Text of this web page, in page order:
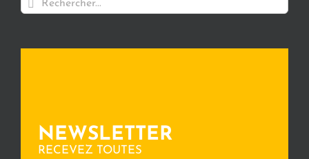
NEWSLETTER
RECEVEZ TOUTES